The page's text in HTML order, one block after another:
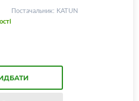
Постачальник: KATUN